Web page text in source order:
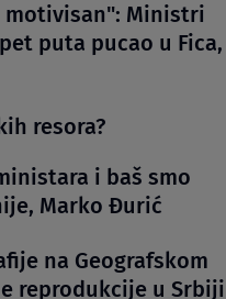
Ministri
puta pucao u Fica,
resora?
i baš smo
Marko Đurić
na Geografskom
reprodukcije u Srbiji